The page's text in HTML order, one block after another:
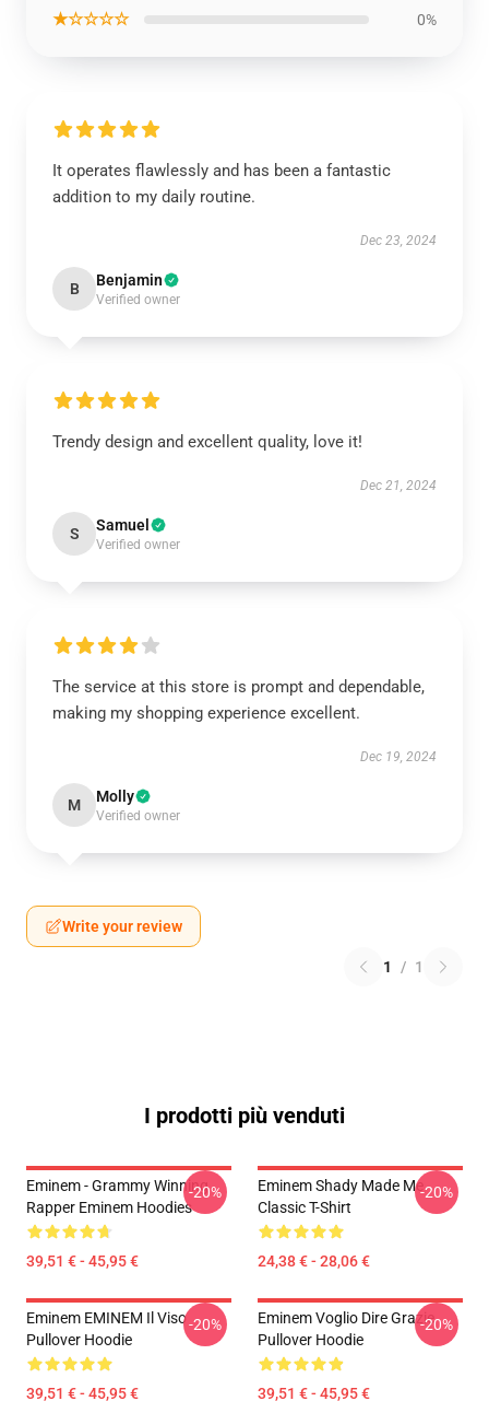
★☆☆☆☆ 0%
It operates flawlessly and has been a fantastic
addition to my daily routine.
Dec 23, 2024
B Benjamin
Verified owner
Trendy design and excellent quality, love it!
Dec 21, 2024
S Samuel
Verified owner
The service at this store is prompt and dependable,
making my shopping experience excellent.
Dec 19, 2024
M Molly
Verified owner
Write your review
1 / 1
I prodotti più venduti
Eminem - Grammy Winning
Rapper Eminem Hoodies
39,51 € - 45,95 €
-20%
Eminem Shady Made Me
Classic T-Shirt
24,38 € - 28,06 €
-20%
Eminem EMINEM Il Viso
Pullover Hoodie
39,51 € - 45,95 €
-20%
Eminem Voglio Dire Grazie
Pullover Hoodie
39,51 € - 45,95 €
-20%